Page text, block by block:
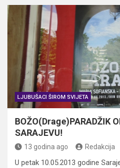
LJUBUŠACI ŠIROM SVIJETA
BOŽO(Drage)PARADŽIK
SARAJEVU!
13 godina ago Redakcija
U petak 10.05.2013 godine